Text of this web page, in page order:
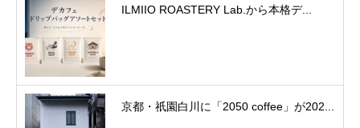
ILMIIO ROASTERY Lab.から本格デ...
京都・祇園白川に「2050 coffee」が202...